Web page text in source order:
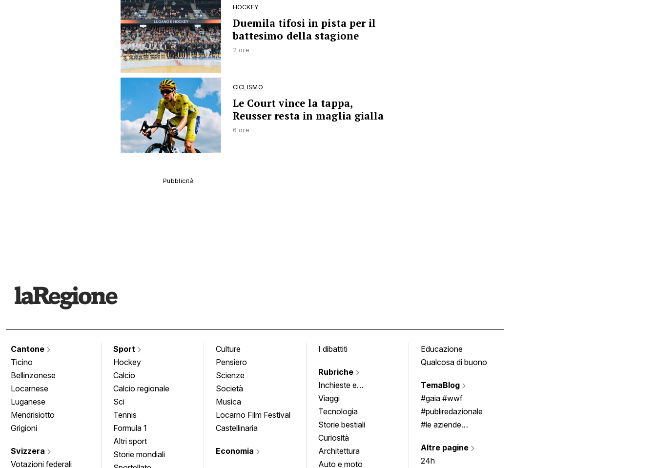
HOCKEY
Duemila tifosi in pista per il
battesimo della stagione
2 ore
CICLISMO
Le Court vince la tappa,
Reusser resta in maglia gialla
6 ore
Cantone
Ticino
Bellinzonese
Locarnese
Luganese
Mendrisiotto
Grigioni
Svizzera
Votazioni federali
Sport
Hockey
Calcio
Calcio regionale
Sci
Tennis
Formula 1
Altri sport
Storie mondiali
Culture
Pensiero
Scienze
Società
Musica
Locarno Film Festival
Castellinaria
Economia
I dibattiti
Rubriche
Inchieste e
approfondimenti
Viaggi
Tecnologia
Storie bestiali
Curiosità
Architettura
Auto e moto
Educazione
Qualcosa di buono
TemaBlog
#gaia #wwf
#publiredazionale
#le aziende
Altre pagine
24h